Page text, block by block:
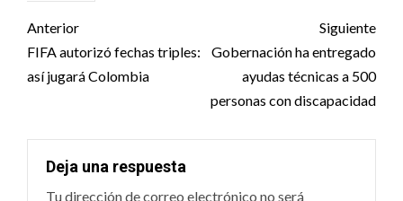
Post
navigation
Anterior
FIFA autorizó fechas triples:
así jugará Colombia
Siguiente
Gobernación ha entregado
ayudas técnicas a 500
personas con discapacidad
Deja una respuesta
Tu dirección de correo electrónico no será